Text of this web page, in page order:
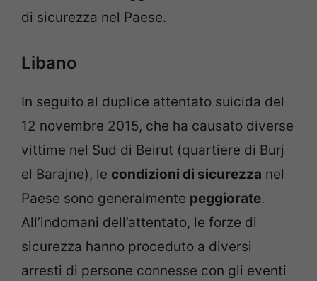
di sicurezza nel Paese.
Libano
In seguito al duplice attentato suicida del
12 novembre 2015, che ha causato diverse
vittime nel Sud di Beirut (quartiere di Burj
el Barajne), le condizioni di sicurezza nel
Paese sono generalmente peggiorate.
All’indomani dell’attentato, le forze di
sicurezza hanno proceduto a diversi
arresti di persone connesse con gli eventi